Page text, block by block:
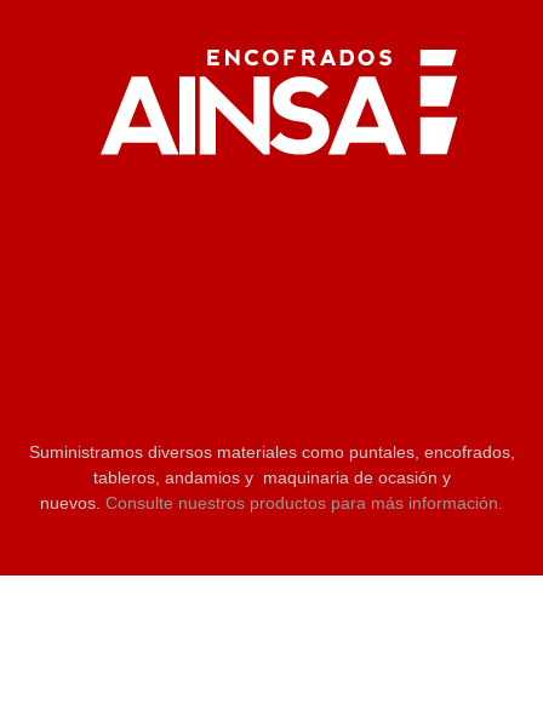
Suministramos diversos materiales como puntales, encofrados,
tableros, andamios y maquinaria de ocasión y
nuevos. Consulte nuestros productos para más información.